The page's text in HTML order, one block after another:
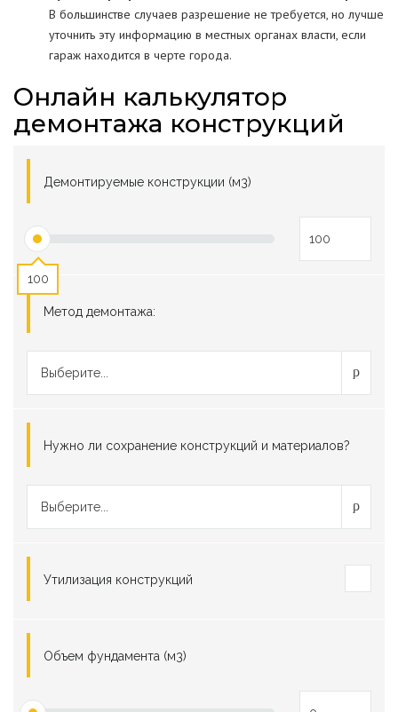
В большинстве случаев разрешение не требуется, но лучше
уточнить эту информацию в местных органах власти, если
гараж находится в черте города.
Онлайн калькулятор
демонтажа конструкций
Демонтируемые конструкции (м3)
100
Метод демонтажа:
Выберите...
Нужно ли сохранение конструкций и материалов?
Выберите...
Утилизация конструкций
Объем фундамента (м3)